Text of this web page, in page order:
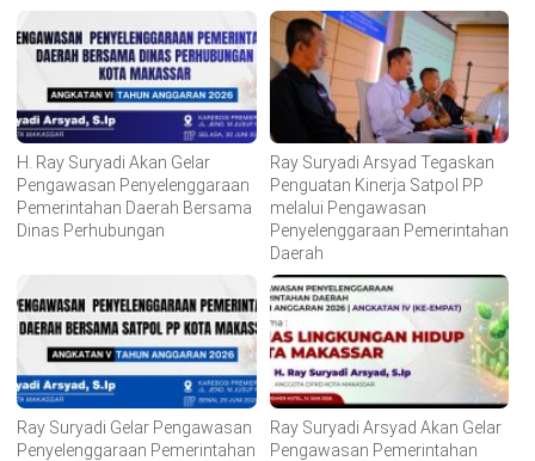
H. Ray Suryadi Akan Gelar
Pengawasan Penyelenggaraan
Pemerintahan Daerah Bersama
Dinas Perhubungan
Ray Suryadi Arsyad Tegaskan
Penguatan Kinerja Satpol PP
melalui Pengawasan
Penyelenggaraan Pemerintahan
Daerah
Ray Suryadi Gelar Pengawasan
Penyelenggaraan Pemerintahan
Ray Suryadi Arsyad Akan Gelar
Pengawasan Pemerintahan